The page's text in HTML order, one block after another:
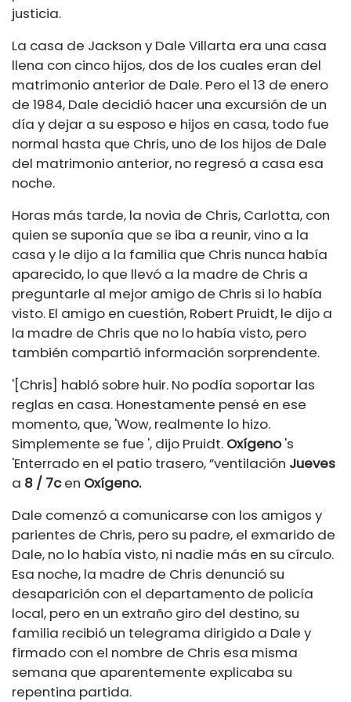
justicia.
La casa de Jackson y Dale Villarta era una casa
llena con cinco hijos, dos de los cuales eran del
matrimonio anterior de Dale. Pero el 13 de enero
de 1984, Dale decidió hacer una excursión de un
día y dejar a su esposo e hijos en casa, todo fue
normal hasta que Chris, uno de los hijos de Dale
del matrimonio anterior, no regresó a casa esa
noche.
Horas más tarde, la novia de Chris, Carlotta, con
quien se suponía que se iba a reunir, vino a la
casa y le dijo a la familia que Chris nunca había
aparecido, lo que llevó a la madre de Chris a
preguntarle al mejor amigo de Chris si lo había
visto. El amigo en cuestión, Robert Pruidt, le dijo a
la madre de Chris que no lo había visto, pero
también compartió información sorprendente.
'[Chris] habló sobre huir. No podía soportar las
reglas en casa. Honestamente pensé en ese
momento, que, 'Wow, realmente lo hizo.
Simplemente se fue ', dijo Pruidt. Oxígeno's
'Enterrado en el patio trasero, ”ventilación Jueves
a 8 / 7cen Oxígeno.
Dale comenzó a comunicarse con los amigos y
parientes de Chris, pero su padre, el exmarido de
Dale, no lo había visto, ni nadie más en su círculo.
Esa noche, la madre de Chris denunció su
desaparición con el departamento de policía
local, pero en un extraño giro del destino, su
familia recibió un telegrama dirigido a Dale y
firmado con el nombre de Chris esa misma
semana que aparentemente explicaba su
repentina partida.